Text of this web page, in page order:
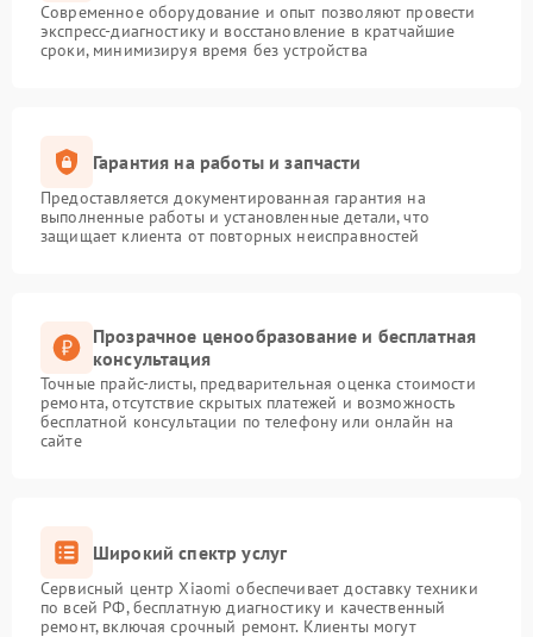
Современное оборудование и опыт позволяют провести
экспресс-диагностику и восстановление в кратчайшие
сроки, минимизируя время без устройства
Гарантия на работы и запчасти
Предоставляется документированная гарантия на
выполненные работы и установленные детали, что
защищает клиента от повторных неисправностей
Прозрачное ценообразование и бесплатная
консультация
Точные прайс-листы, предварительная оценка стоимости
ремонта, отсутствие скрытых платежей и возможность
бесплатной консультации по телефону или онлайн на
сайте
Широкий спектр услуг
Сервисный центр Xiaomi обеспечивает доставку техники
по всей РФ, бесплатную диагностику и качественный
ремонт, включая срочный ремонт. Клиенты могут